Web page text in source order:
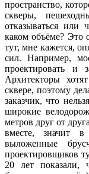
пространство,
скверы,
отказываться или
каком объёме? Это
тут, мне кажется,
сил. Например,
проектировать и
Архитекторы
сквере, поэтому
заказчик, что
широкие
метров друг от
вместе, значит
выложенные
проектировщиков
20 лет показали,